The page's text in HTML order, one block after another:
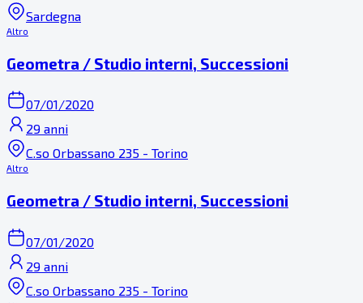
Sardegna
Altro
Geometra / Studio interni, Successioni
07/01/2020
29 anni
C.so Orbassano 235 - Torino
Altro
Geometra / Studio interni, Successioni
07/01/2020
29 anni
C.so Orbassano 235 - Torino